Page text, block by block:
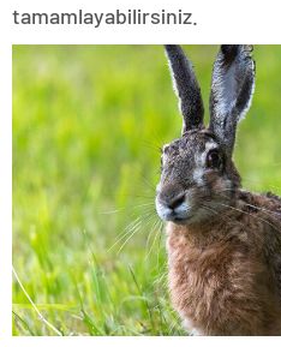
tamamlayabilirsiniz.